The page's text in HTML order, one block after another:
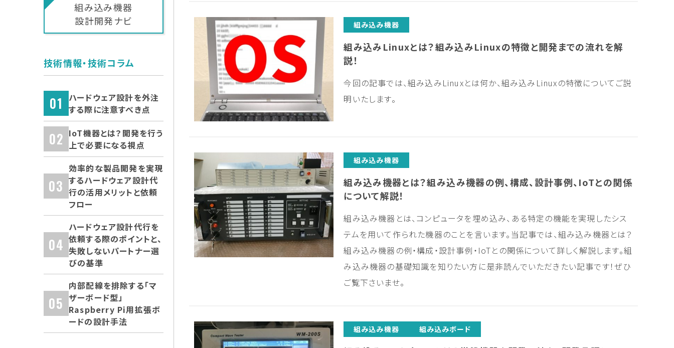
組み込み機器
組み込みLinuxとは？組み込みLinuxの特徴と開発までの流れを解
説！
今回の記事では、組み込みLinuxとは何か、組み込みLinuxの特徴についてご説
明いたします。
組み込み機器
組み込み機器とは？組み込み機器の例、構成、設計事例、IoTとの関係
について解説！
組み込み機器とは、コンピュータを埋め込み、ある特定の機能を実現したシス
テムを用いて作られた機器のことを言います。当記事では、組み込み機器とは？
組み込み機器の例・構成・設計事例・IoTとの関係について詳しく解説します。組
み込み機器の基礎知識を知りたい方に是非読んでいただきたい記事です！ぜひ
ご覧下さいませ。
組み込み機器 組み込みボード
組み込み機器
設計開発ナビ
技術情報・技術コラム
ハードウェア設計を外注
する際に注意すべき点
IoT機器とは？開発を行う
上で必要になる視点
効率的な製品開発を実現
するハードウェア設計代
行の活用メリットと依頼
フロー
ハードウェア設計代行を
依頼する際のポイントと、
失敗しないパートナー選
びの基準
内部配線を排除する「マ
ザーボード型」
Raspberry Pi用拡張ボ
ードの設計手法